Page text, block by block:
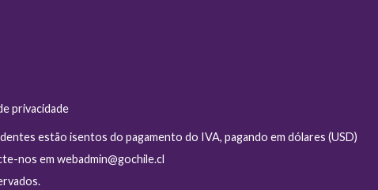
privacidade
estão isentos do pagamento do IVA, pagando em dólares (USD)
nos em webadmin@gochile.cl